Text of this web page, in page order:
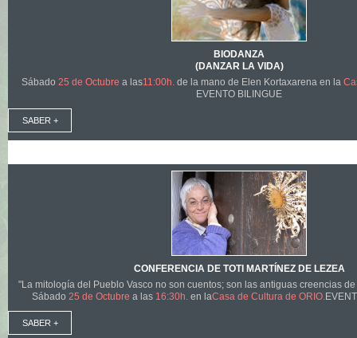
BIODANZA
(DANZAR LA VIDA)
Sábado 25 de Octubre a las11:00h. de la mano de Elen Kortaxarena en la
EVENTO BILINGUE
SABER +
CONFERENCIA DE TOTI MARTÍNEZ DE LEZEA
"La mitología del Pueblo Vasco no son cuentos; son las antiguas creencias
Sábado 25 de Octubre a las 16:30h. en laCasa de Cultura de ORIO.
SABER +